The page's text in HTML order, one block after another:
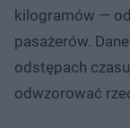
kilogramów —
pasażerów.
odstępach
odwzorować